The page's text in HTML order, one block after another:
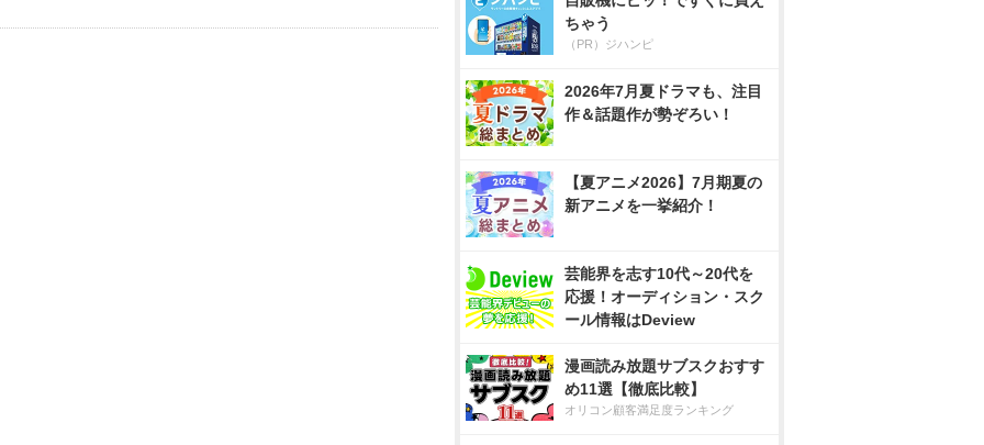
ちゃう
（PR）ジハンピ
2026年7月夏ドラマも、注目
作＆話題作が勢ぞろい！
【夏アニメ2026】7月期夏の
新アニメを一挙紹介！
芸能界を志す10代～20代を
応援！オーディション・スク
ール情報はDeview
漫画読み放題サブスクおすす
め11選【徹底比較】
オリコン顧客満足度ランキング